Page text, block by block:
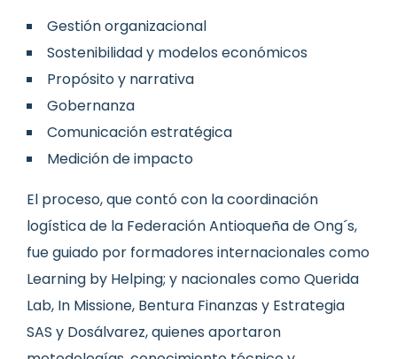
Gestión organizacional
Sostenibilidad y modelos económicos
Propósito y narrativa
Gobernanza
Comunicación estratégica
Medición de impacto
El proceso, que contó con la coordinación
logística de la Federación Antioqueña de Ong´s,
fue guiado por formadores internacionales como
Learning by Helping; y nacionales como Querida
Lab, In Missione, Bentura Finanzas y Estrategia
SAS y Dosálvarez, quienes aportaron